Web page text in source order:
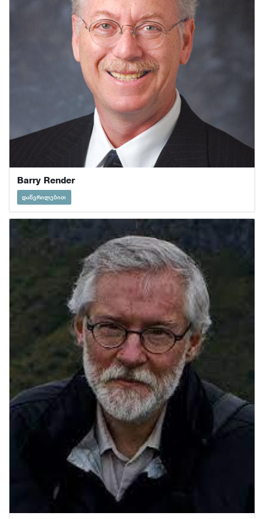
Barry Render
დაწვრილებით